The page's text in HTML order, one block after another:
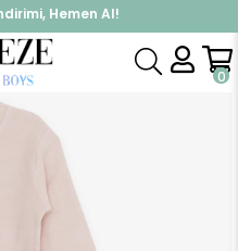
Hemen Al!
Kap, Hemen Üye Ol!
0
Takımı